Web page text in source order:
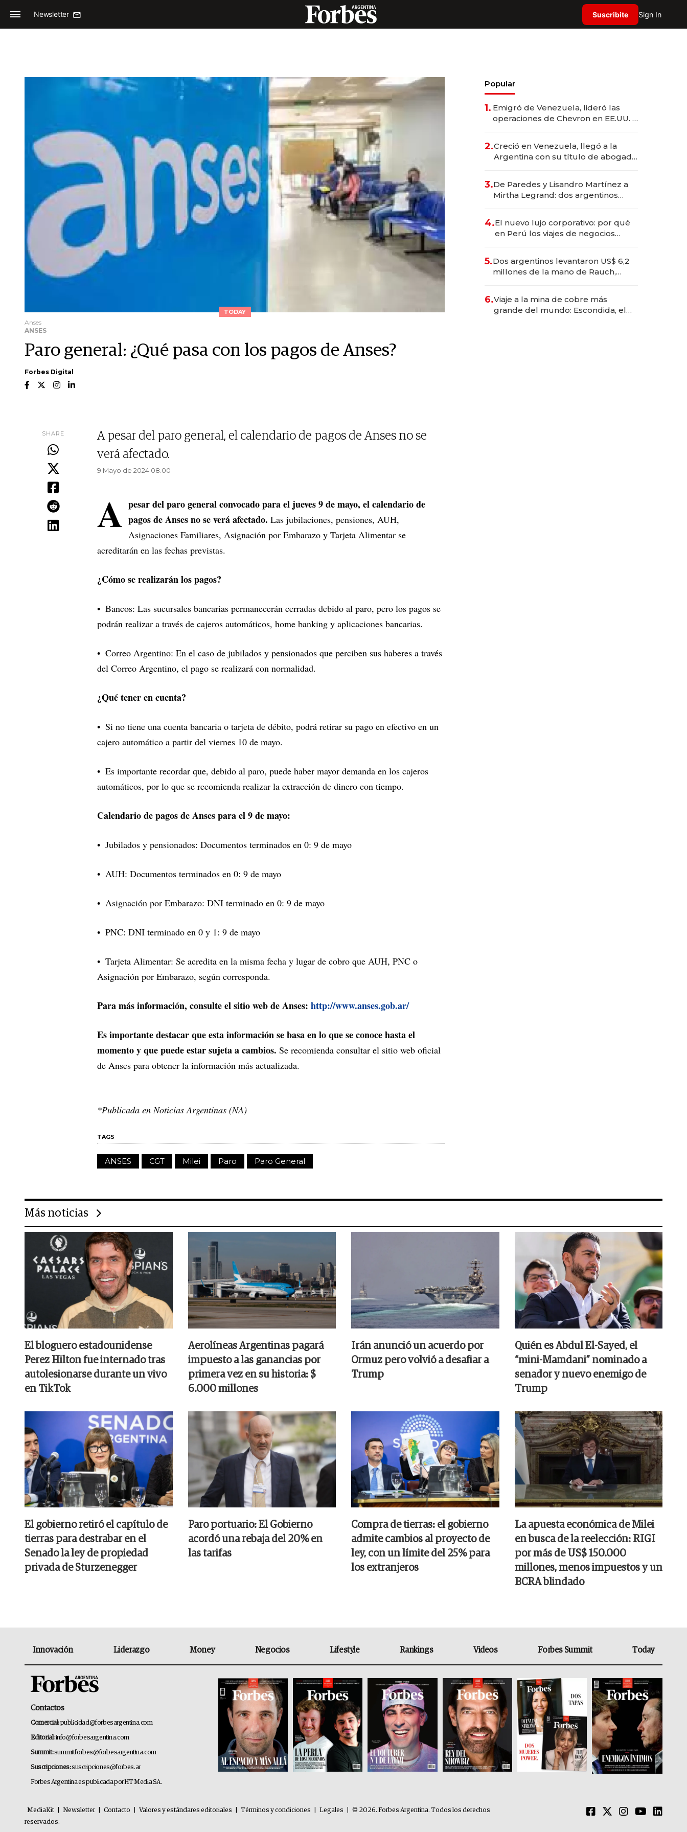
Newsletter Suscribite Sign In
TODAY
Anses
ANSES
Paro general: ¿Qué pasa con los pagos de Anses?
Forbes Digital
SHARE
A pesar del paro general, el calendario de pagos de Anses no se
verá afectado.
9 Mayo de 2024 08.00
A pesar del paro general convocado para el jueves 9 de mayo, el calendario de
pagos de Anses no se verá afectado. Las jubilaciones, pensiones, AUH,
Asignaciones Familiares, Asignación por Embarazo y Tarjeta Alimentar se
acreditarán en las fechas previstas.
¿Cómo se realizarán los pagos?
Bancos: Las sucursales bancarias permanecerán cerradas debido al paro, pero los pagos se
podrán realizar a través de cajeros automáticos, home banking y aplicaciones bancarias.
Correo Argentino: En el caso de jubilados y pensionados que perciben sus haberes a través
del Correo Argentino, el pago se realizará con normalidad.
¿Qué tener en cuenta?
Si no tiene una cuenta bancaria o tarjeta de débito, podrá retirar su pago en efectivo en un
cajero automático a partir del viernes 10 de mayo.
Es importante recordar que, debido al paro, puede haber mayor demanda en los cajeros
automáticos, por lo que se recomienda realizar la extracción de dinero con tiempo.
Calendario de pagos de Anses para el 9 de mayo:
Jubilados y pensionados: Documentos terminados en 0: 9 de mayo
AUH: Documentos terminados en 0: 9 de mayo
Asignación por Embarazo: DNI terminado en 0: 9 de mayo
PNC: DNI terminado en 0 y 1: 9 de mayo
Tarjeta Alimentar: Se acredita en la misma fecha y lugar de cobro que AUH, PNC o
Asignación por Embarazo, según corresponda.
Para más información, consulte el sitio web de Anses: http://www.anses.gob.ar/
Es importante destacar que esta información se basa en lo que se conoce hasta el
momento y que puede estar sujeta a cambios. Se recomienda consultar el sitio web oficial
de Anses para obtener la información más actualizada.
*Publicada en Noticias Argentinas (NA)
TAGS
ANSES CGT Milei Paro Paro General
Popular
1. Emigró de Venezuela, lideró las
operaciones de Chevron en EE.UU. y
2.Creció en Venezuela, llegó a la
Argentina con su título de abogado
marcas "fast premium"
3.De Paredes y Lisandro Martínez a
Mirtha Legrand: dos argentinos
4.El nuevo lujo corporativo: por qué
en Perú los viajes de negocios
transformadoras
5.Dos argentinos levantaron US$ 6,2
millones de la mano de Rauch,
6.Viaje a la mina de cobre más
grande del mundo: Escondida, el
Más noticias
El bloguero estadounidense
Perez Hilton fue internado tras
autolesionarse durante un vivo
en TikTok
Aerolíneas Argentinas pagará
impuesto a las ganancias por
primera vez en su historia: $
6.000 millones
Irán anunció un acuerdo por
Ormuz pero volvió a desafiar a
Trump
Quién es Abdul El-Sayed, el
“mini-Mamdani” nominado a
senador y nuevo enemigo de
Trump
El gobierno retiró el capítulo de
tierras para destrabar en el
Senado la ley de propiedad
privada de Sturzenegger
Paro portuario: El Gobierno
acordó una rebaja del 20% en
las tarifas
Compra de tierras: el gobierno
admite cambios al proyecto de
ley, con un límite del 25% para
los extranjeros
La apuesta económica de Milei
en busca de la reelección: RIGI
por más de US$ 150.000
millones, menos impuestos y un
BCRA blindado
Innovación Liderazgo Money Negocios Lifestyle Rankings Videos Forbes Summit Today
Contactos
Comercial:publicidad@forbesargentina.com
Editorial:info@forbesargentina.com
Summit:summitforbes@forbesargentina.com
Suscripciones:suscripciones@forbes.ar
Forbes Argentina es publicada por HT Media SA.
MediaKit Newsletter Contacto Valores y estándares editoriales Términos y condiciones Legales
© 2026. Forbes Argentina. Todos los derechos
reservados.